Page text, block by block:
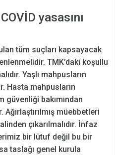
yasasını
tüm suçları kapsayacak
TMK’daki koşullu
Yaşlı mahpusların
Hasta mahpusların
bakımından
Ağırlaştırılmış müebbetleri
çıkarılmalıdır. İnfaz
bir lütuf değil bu bir
taslağı genel kurula